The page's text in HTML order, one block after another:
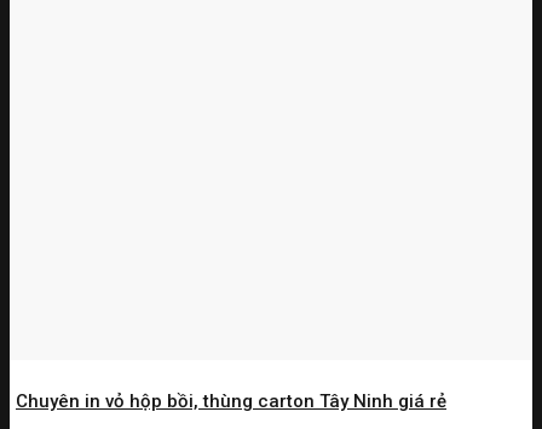
Chuyên in vỏ hộp bồi, thùng carton Tây Ninh giá rẻ